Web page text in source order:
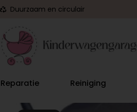
Duurzaam en circulair
Reparatie Reiniging